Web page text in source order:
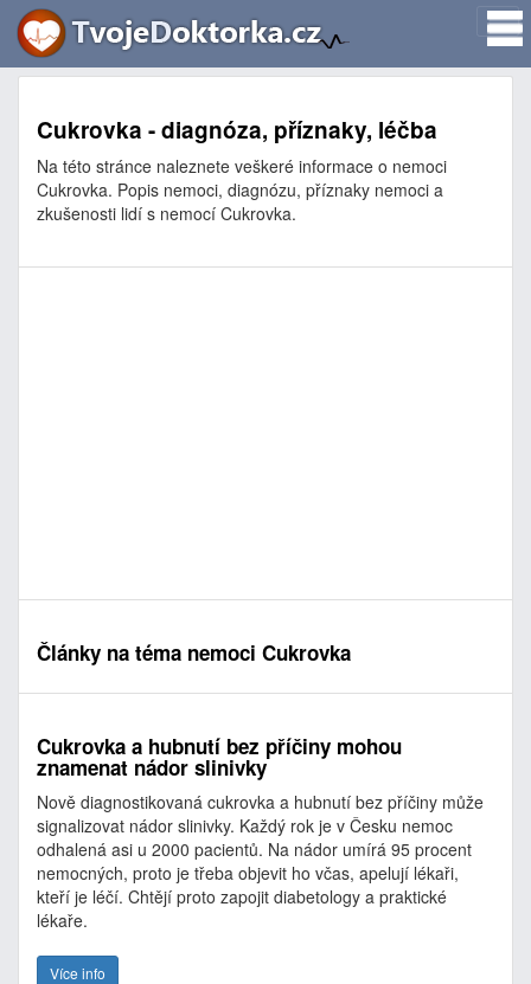
Cukrovka - diagnóza, příznaky, léčba
Na této stránce naleznete veškeré informace o nemoci
Cukrovka. Popis nemoci, diagnózu, příznaky nemoci a
zkušenosti lidí s nemocí Cukrovka.
Články na téma nemoci Cukrovka
Cukrovka a hubnutí bez příčiny mohou
znamenat nádor slinivky
Nově diagnostikovaná cukrovka a hubnutí bez příčiny může
signalizovat nádor slinivky. Každý rok je v Česku nemoc
odhalená asi u 2000 pacientů. Na nádor umírá 95 procent
nemocných, proto je třeba objevit ho včas, apelují lékaři,
kteří je léčí. Chtějí proto zapojit diabetology a praktické
lékaře.
Více info